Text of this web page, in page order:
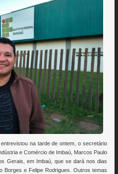
na tarde de ontem, o secretário
e Comércio de Imbaú, Marcos Paulo
Gerais, em Imbaú, que se dará nos dias
Borges e Felipe Rodrigues. Outros temas